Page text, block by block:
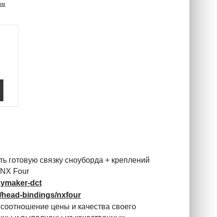
готовую связку сноуборда + креплений
Four
dct
bindings/nxfour
цены и качества своего